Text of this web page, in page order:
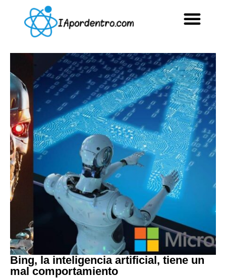
Bing, la inteligencia artificial, tiene un
mal comportamiento